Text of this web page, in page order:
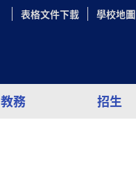
表格文件下載 學校地圖
教務 招生